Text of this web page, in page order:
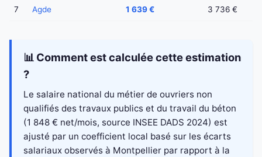
7 Agde 1 639 € 3 736 €
📊 Comment est calculée cette estimation
?
Le salaire national du métier de ouvriers non
qualifiés des travaux publics et du travail du béton
(1 848 € net/mois, source INSEE DADS 2024) est
ajusté par un coefficient local basé sur les écarts
salariaux observés à Montpellier par rapport à la